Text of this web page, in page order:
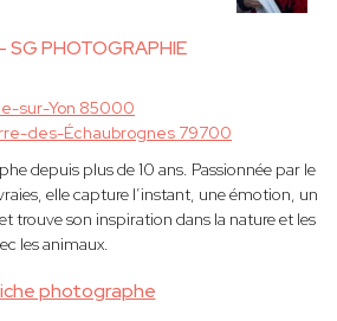
SG PHOTOGRAPHIE
photographe
sur-Yon 85000
des-Échaubrognes 79700
depuis plus de 10 ans. Passionnée par le
elle capture l’instant, une émotion, un
trouve son inspiration dans la nature et les
les animaux.